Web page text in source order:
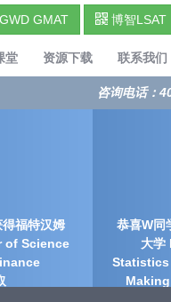
GWD GMAT 博智LSAT
堂 资源下载 联系我们
咨询电话：
福特汉姆
of Science
恭喜W同
大学